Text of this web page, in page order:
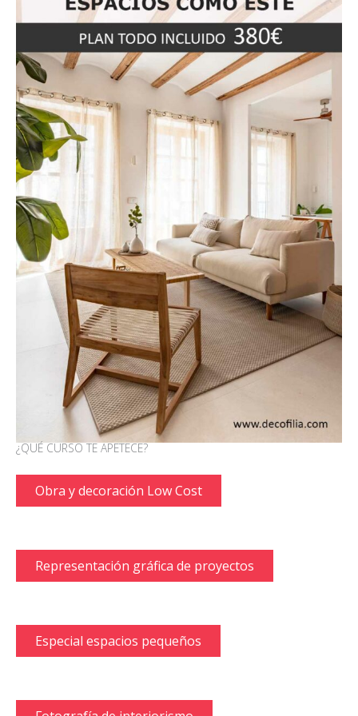
¿QUÉ CURSO TE APETECE?
Obra y decoración Low Cost
Representación gráfica de proyectos
Especial espacios pequeños